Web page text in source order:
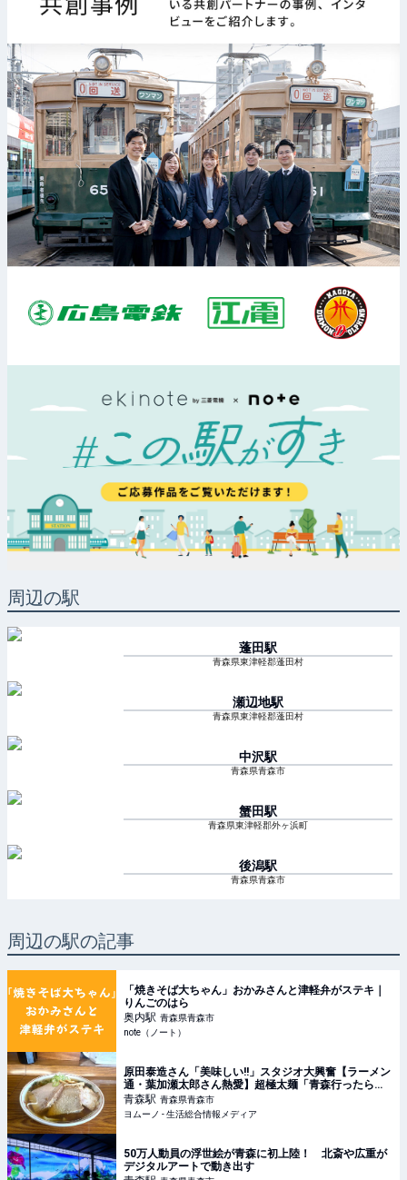
周辺の駅
蓬田駅
青森県東津軽郡蓬田村
瀬辺地駅
青森県東津軽郡蓬田村
中沢駅
青森県青森市
蟹田駅
青森県東津軽郡外ヶ浜町
後潟駅
青森県青森市
周辺の駅の記事
「焼きそば大ちゃん」おかみさんと津軽弁がステキ｜
りんごのはら
奥内駅 青森県青森市
note（ノート）
原田泰造さん「美味しい!!」スタジオ大興奮【ラーメン
通・葉加瀬太郎さん熱愛】超極太麺「青森行ったら絶
青森駅 青森県青森市
ヨムーノ - 生活総合情報メディア
50万人動員の浮世絵が青森に初上陸！ 北斎や広重が
デジタルアートで動き出す